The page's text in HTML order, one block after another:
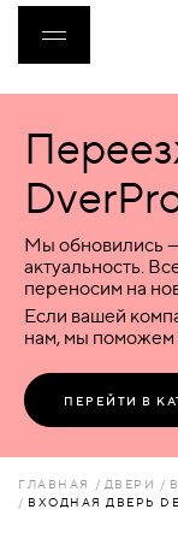
ДВЕРИ
ВОРОТА
Мы обновились
актуальность.
переносим на
Если вашей
нам, мы поможем
ПЕРЕЙТИ В
ГЛАВНАЯ ДВЕРИ
ВХОДНАЯ ДВЕРЬ